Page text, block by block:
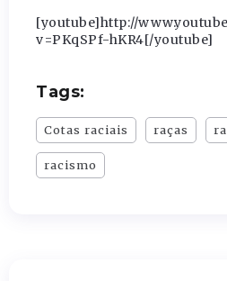
[youtube]http://
v=PKqSPf-hKR4[/youtube]
Tags:
Cotas raciais raças
racismo